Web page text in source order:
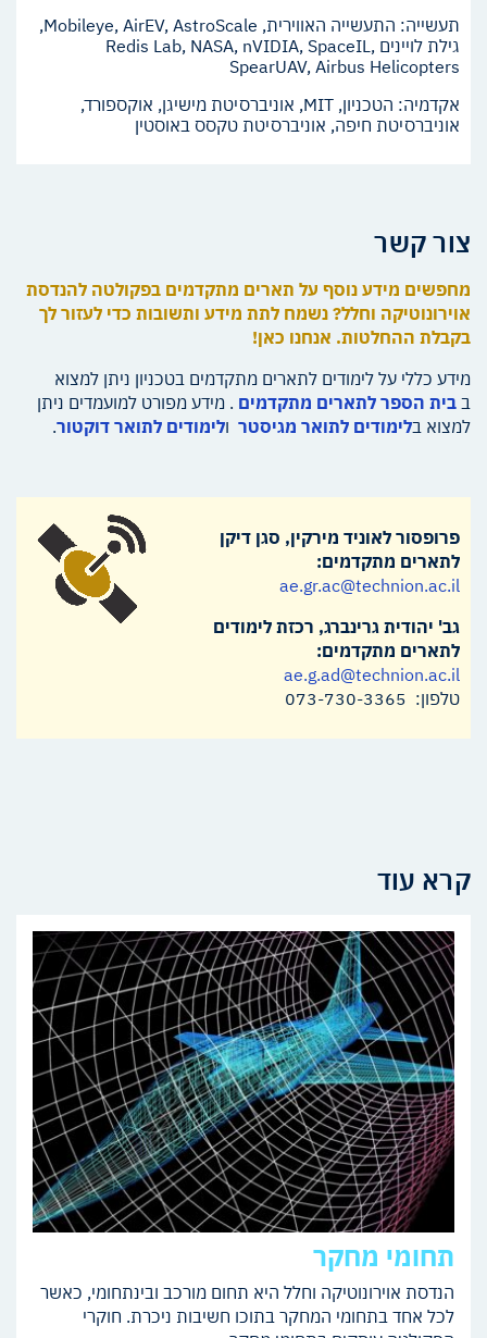
תעשייה: התעשייה האווירית, Mobileye, AirEV, AstroScale,
גילת לויינים Redis Lab, NASA, nVIDIA, SpaceIL,
SpearUAV, Airbus Helicopters
אקדמיה: הטכניון, MIT, אוניברסיטת מישיגן, אוקספורד,
אוניברסיטת חיפה, אוניברסיטת טקסס באוסטין
צור קשר
מחפשים מידע נוסף על תארים מתקדמים בפקולטה להנדסת
אוירונוטיקה וחלל? נשמח לתת מידע ותשובות כדי לעזור לך
בקבלת ההחלטות. אנחנו כאן!
מידע כללי על לימודים לתארים מתקדמים בטכניון ניתן למצוא
ב בית הספר לתארים מתקדמים . מידע מפורט למועמדים ניתן
למצוא בלימודים לתואר מגיסטר ולימודים לתואר דוקטור.
פרופסור לאוניד מירקין, סגן דיקן
לתארים מתקדמים:
ae.gr.ac@technion.ac.il
גב' יהודית גרינברג, רכזת לימודים
לתארים מתקדמים:
ae.g.ad@technion.ac.il
טלפון: 073-730-3365
קרא עוד
תחומי מחקר
הנדסת אוירונוטיקה וחלל היא תחום מורכב ובינתחומי, כאשר
לכל אחד בתחומי המחקר בתוכו חשיבות ניכרת. חוקרי